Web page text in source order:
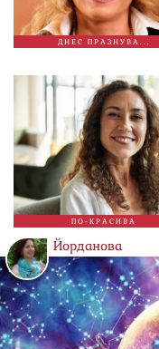
ДНЕС ПРАЗНУВА...
ПО-КРАСИВА
Йорданова